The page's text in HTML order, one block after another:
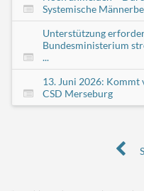
Systemische
Unterstützung
Bundesministerium
...
13. Juni 2026: Kommt
CSD Merseburg